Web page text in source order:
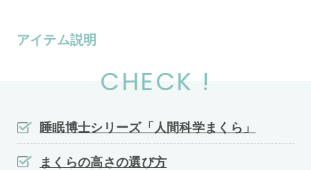
アイテム説明
CHECK !
睡眠博士シリーズ「人間科学まくら」
まくらの高さの選び方